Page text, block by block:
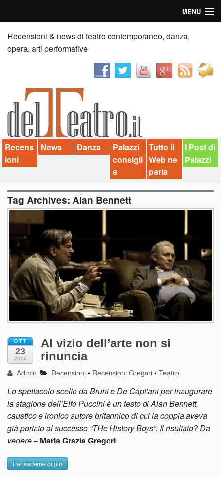
MENU
Home
Recensioni
News
Palazzi consiglia
Video
Chi siamo
Contatti
Recensioni & news di teatro contemporaneo, danza,
opera, arti performative
Recens
ioni
News Danza
Palazzi
consigli
a
Tutto il
Web ne
parla
I Post di
Palazzi
Tag Archives: Alan Bennett
OTT
23
2014
Al vizio dell’arte non si
rinuncia
Admin Recensioni • Recensioni Gregori •Teatro
Lo spettacolo scelto da Bruni e De Capitani per inaugurare
la stagione dell’Elfo Puccini è un testo di Alan Bennett,
caustico e ironico autore britannico di cui la coppia aveva
già portato al successo “THe History Boys”. Il risultato? Da
vedere– Maria Grazia Gregori
Per saperne di più